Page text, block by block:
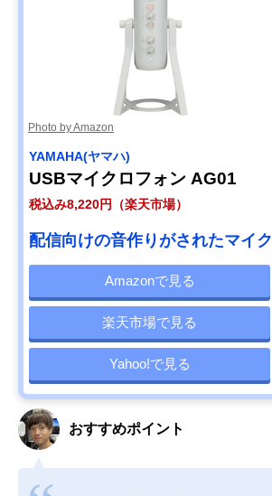
Photo by Amazon
YAMAHA(ヤマハ)
USBマイクロフォン AG01
税込み8,220円（楽天市場）
配信向けの音作りがされたマイク
Amazonで見る
楽天市場で見る
Yahoo!で見る
おすすめポイント